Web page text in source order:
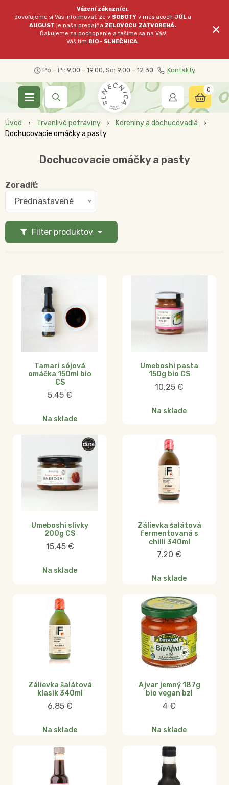
Vážení zákazníci,
dovoľujeme si Vás informovať, že v SOBOTY v mesiacochJÚL a
AUGUST je naša predajňa ZELOVOCU ZATVORENÁ.
Ďakujeme za pochopenie a tešíme sa na Vás!
Váš tím BIO - SLNEČNICA.
×
Po – Pi: 9.00 – 19.00, So: 9.00 – 12.30 Kontakty
0
Úvod Trvanlivé potraviny
Koreniny a dochucovadlá
Dochucovacie omáčky a pasty
Dochucovacie omáčky a pasty
Filter produktov
Zoradiť:
Prednastavené
Tamari sójová
omáčka 150ml bio
CS
5,45 €
Na sklade
Umeboshi pasta
150g bio CS
10,25 €
Na sklade
Umeboshi slivky
200g CS
15,45 €
Na sklade
Zálievka šalátová
fermentovaná s
chilli 340ml
7,20 €
Na sklade
Zálievka šalátová
klasik 340ml
6,85 €
Na sklade
Ajvar jemný 187g
bio vegan bzl
4 €
Na sklade